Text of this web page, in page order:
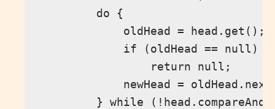
        do {
            oldHead = head.get();
            if (oldHead == null)
                return null;
newHead =
} while